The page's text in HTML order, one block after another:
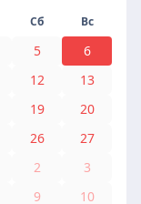
Сб Вс
5
6
12
13
19
20
26
27
2
3
9 10